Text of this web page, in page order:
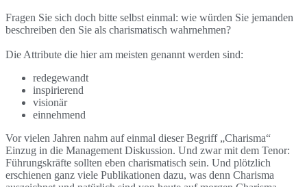
Fragen Sie sich doch bitte selbst einmal: wie würden Sie jemanden
beschreiben den Sie als charismatisch wahrnehmen?
Die Attribute die hier am meisten genannt werden sind:
redegewandt
inspirierend
visionär
einnehmend
Vor vielen Jahren nahm auf einmal dieser Begriff „Charisma“
Einzug in die Management Diskussion. Und zwar mit dem Tenor:
Führungskräfte sollten eben charismatisch sein. Und plötzlich
erschienen ganz viele Publikationen dazu, was denn Charisma